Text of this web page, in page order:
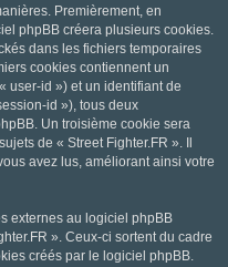
Premièrement, en
phpBB créera plusieurs cookies.
dans les fichiers temporaires
cookies contiennent un
user-id ») et un identifiant de
id »), tous deux
Un troisième cookie sera
de « Street Fighter.FR ». Il
avez lus, améliorant ainsi votre
externes au logiciel phpBB
». Ceux-ci sortent du cadre
créés par le logiciel phpBB.